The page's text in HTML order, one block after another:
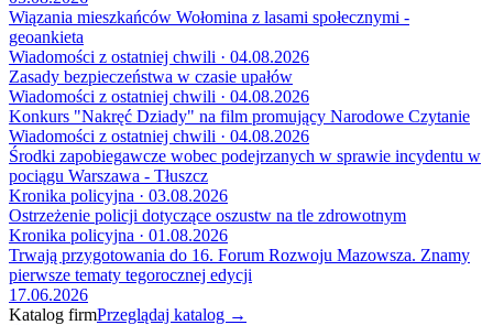
Wiązania mieszkańców Wołomina z lasami społecznymi -
geoankieta
Wiadomości z ostatniej chwili · 04.08.2026
Zasady bezpieczeństwa w czasie upałów
Wiadomości z ostatniej chwili · 04.08.2026
Konkurs "Nakręć Dziady" na film promujący Narodowe Czytanie
Wiadomości z ostatniej chwili · 04.08.2026
Środki zapobiegawcze wobec podejrzanych w sprawie incydentu w
pociągu Warszawa - Tłuszcz
Kronika policyjna · 03.08.2026
Ostrzeżenie policji dotyczące oszustw na tle zdrowotnym
Kronika policyjna · 01.08.2026
Trwają przygotowania do 16. Forum Rozwoju Mazowsza. Znamy
pierwsze tematy tegorocznej edycji
17.06.2026
Katalog firmPrzeglądaj katalog →